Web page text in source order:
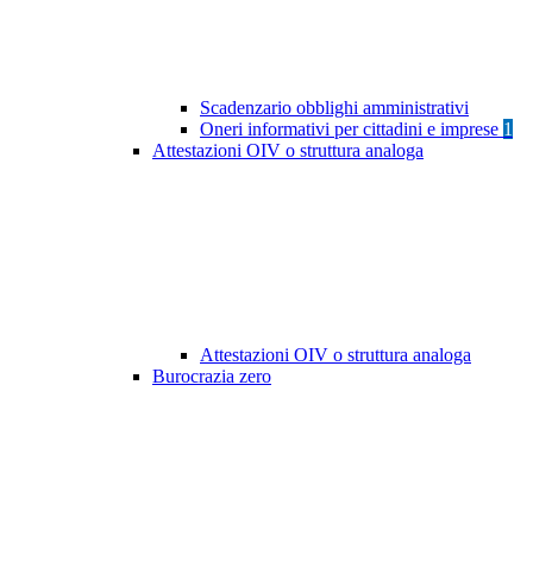
Scadenzario obblighi amministrativi
Oneri informativi per cittadini e imprese 1
Attestazioni OIV o struttura analoga
Attestazioni OIV o struttura analoga
Burocrazia zero